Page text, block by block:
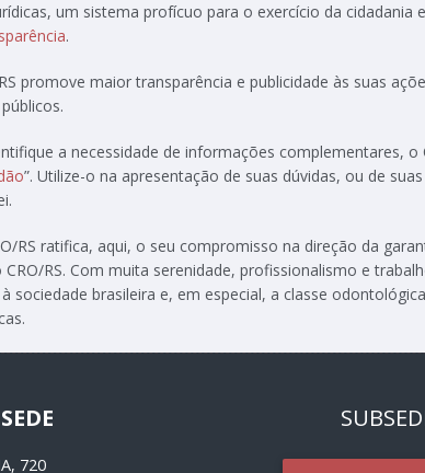
um sistema profícuo para o exercício da
.
promove maior transparência e publicidade às suas
a necessidade de informações complementares,
”. Utilize-o na apresentação de suas dúvidas, ou de
RS ratifica, aqui, o seu compromisso na direção da
RS. Com muita serenidade, profissionalismo e
à sociedade brasileira e, em especial, a classe
SEDE
720